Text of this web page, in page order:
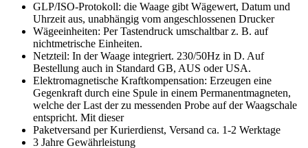
GLP/ISO-Protokoll: die Waage gibt Wägewert, Datum und
Uhrzeit aus, unabhängig vom angeschlossenen Drucker
Wägeeinheiten: Per Tastendruck umschaltbar z. B. auf
nichtmetrische Einheiten.
Netzteil: In der Waage integriert. 230/50Hz in D. Auf
Bestellung auch in Standard GB, AUS oder USA.
Elektromagnetische Kraftkompensation: Erzeugen eine
Gegenkraft durch eine Spule in einem Permanentmagneten,
welche der Last der zu messenden Probe auf der Waagschale
entspricht. Mit dieser
Paketversand per Kurierdienst, Versand ca. 1-2 Werktage
3 Jahre Gewährleistung